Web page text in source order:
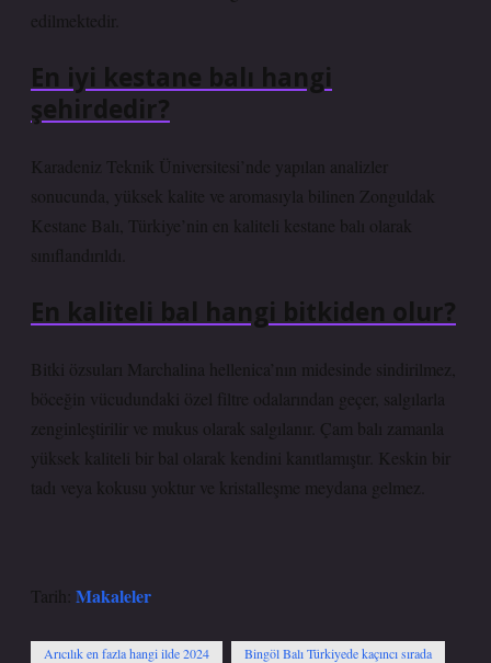
edilmektedir.
En iyi kestane balı hangi
şehirdedir?
Karadeniz Teknik Üniversitesi’nde yapılan analizler
sonucunda, yüksek kalite ve aromasıyla bilinen Zonguldak
Kestane Balı, Türkiye’nin en kaliteli kestane balı olarak
sınıflandırıldı.
En kaliteli bal hangi bitkiden olur?
Bitki özsuları Marchalina hellenica’nın midesinde sindirilmez,
böceğin vücudundaki özel filtre odalarından geçer, salgılarla
zenginleştirilir ve mukus olarak salgılanır. Çam balı zamanla
yüksek kaliteli bir bal olarak kendini kanıtlamıştır. Keskin bir
tadı veya kokusu yoktur ve kristalleşme meydana gelmez.
Tarih: Makaleler
Arıcılık en fazla hangi ilde 2024 Bingöl Balı Türkiyede kaçıncı sırada